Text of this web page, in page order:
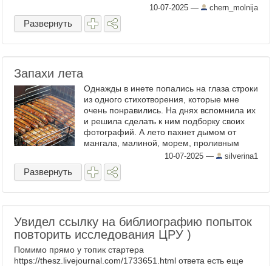
10-07-2025 — chern_molnija
Развернуть
Запахи лета
Однажды в инете попались на глаза строки
из одного стихотворения, которые мне
очень понравились. На днях вспомнила их
и решила сделать к ним подборку своих
фотографий. А лето пахнет дымом от
мангала, малиной, морем, проливным
дождём, черешней спелой, кремом для
загара ...
10-07-2025 — silverina1
Развернуть
Увидел ссылку на библиографию попыток
повторить исследования ЦРУ )
Помимо прямо у топик стартера
https://thesz.livejournal.com/1733651.html ответа есть еще